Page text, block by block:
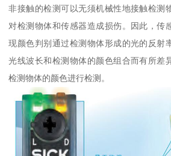
非接触的检测可以无须机械性地接触检测
对检测物体和传感器造成损伤。因此，
现颜色判别通过检测物体形成的光的反射
光线波长和检测物体的颜色组合而有所差
检测物体的颜色进行检测。